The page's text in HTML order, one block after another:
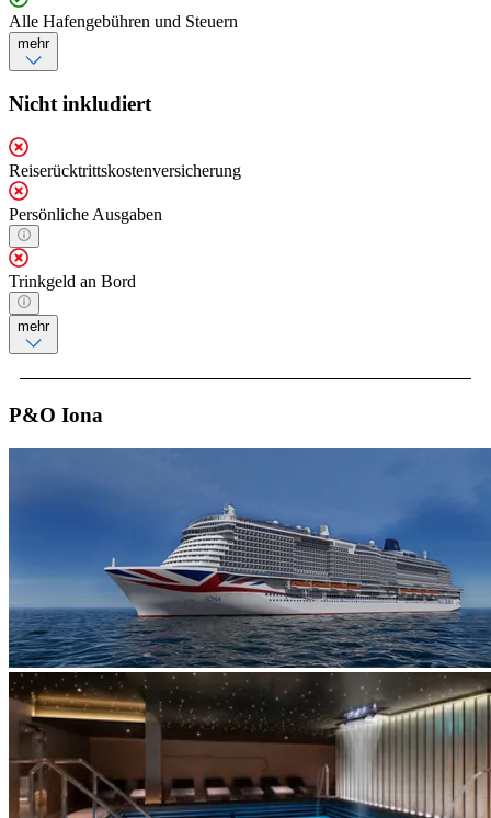
Alle Hafengebühren und Steuern
mehr
Nicht inkludiert
Reiserücktrittskostenversicherung
Persönliche Ausgaben
Trinkgeld an Bord
mehr
P&O Iona